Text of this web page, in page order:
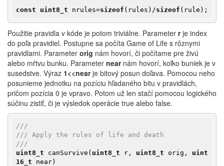
const uint8_t nrules=sizeof (rules)/sizeof (rule);
Použitie pravidla v kóde je potom triviálne. Parameter rje index
do poľa pravidiel. Postupne sa počíta Game of Life s rôznymi
pravidlami. Parameter orig nám hovorí, či počítame pre živú
alebo mŕtvu bunku. Parameter nearnám hovorí, koľko buniek je v
susedstve. Výraz 1<<nearje bitový posun doľava. Pomocou neho
posunieme jednotku na pozíciu hľadaného bitu v pravidlách,
pričom pozícia 0 je vpravo. Potom už len stačí pomocou logického
súčinu zistiť, či je výsledok operácie true alebo false.
///
/// Apply the rules of life and death
///
uint8_t canSurvive( uint8_t r, uint8_t orig, uint
16_t near)